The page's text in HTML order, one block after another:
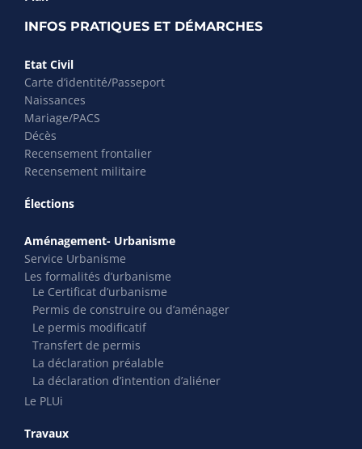
INFOS PRATIQUES ET DÉMARCHES
Etat Civil
Carte d’identité/Passeport
Naissances
Mariage/PACS
Décès
Recensement frontalier
Recensement militaire
Élections
Aménagement- Urbanisme
Service Urbanisme
Les formalités d’urbanisme
Le Certificat d’urbanisme
Permis de construire ou d’aménager
Le permis modificatif
Transfert de permis
La déclaration préalable
La déclaration d’intention d’aliéner
Le PLUi
Travaux